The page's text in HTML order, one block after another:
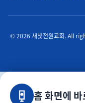
© 2026 새빛전원교회. All
홈 화면에